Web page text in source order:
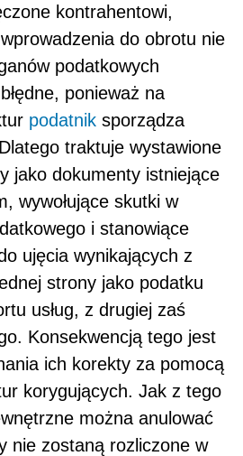
kontrahentowi,
do obrotu nie
podatkowych
ponieważ na
podatnik sporządza
traktuje wystawione
jako dokumenty istniejące
wywołujące skutki w
i stanowiące
ujęcia wynikających z
strony jako podatku
usług, z drugiej zaś
Konsekwencją tego jest
ich korekty za pomocą
korygujących. Jak z tego
można anulować
nie zostaną rozliczone w